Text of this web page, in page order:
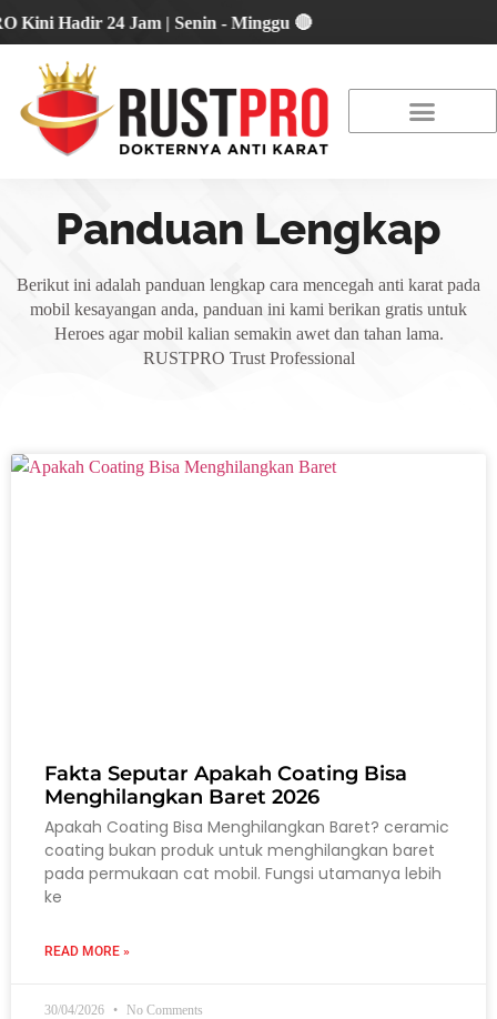
Hadir 24 Jam | Senin - Minggu 🔴
Panduan Lengkap
Berikut ini adalah panduan lengkap cara mencegah anti karat pada
mobil kesayangan anda, panduan ini kami berikan gratis untuk
Heroes agar mobil kalian semakin awet dan tahan lama.
RUSTPRO Trust Professional
Fakta Seputar Apakah Coating Bisa
Menghilangkan Baret 2026
Apakah Coating Bisa Menghilangkan Baret? ceramic
coating bukan produk untuk menghilangkan baret
pada permukaan cat mobil. Fungsi utamanya lebih
ke
READ MORE »
30/04/2026 No Comments